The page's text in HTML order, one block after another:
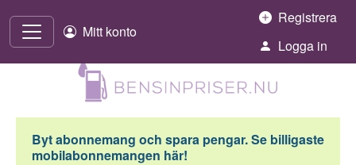
Mitt konto
Registrera
Logga in
Byt abonnemang och spara pengar. Se billigaste
mobilabonnemangen här!